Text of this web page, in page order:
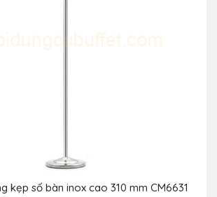
kẹp số bàn inox cao 310 mm CM6631